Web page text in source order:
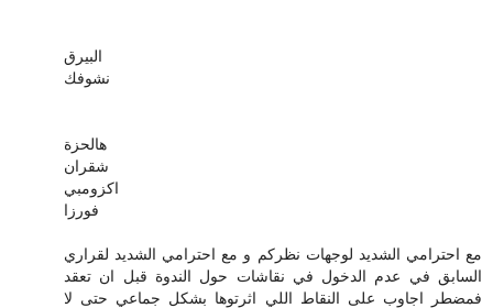
البيرق
نشوفك
هالحزة
شقران
اكزومبي
فورزا
مع احترامي الشديد لوجهات نظركم و مع احترامي الشديد لقراري
السابق في عدم الدخول في نقاشات حول الندوة قبل ان تعقد
فمضطر اجاوب على النقاط اللي اثرتوها بشكل جماعي حتى لا